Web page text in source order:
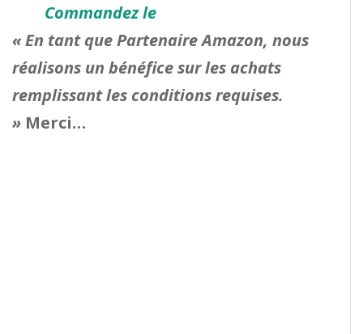
Commandez le
« En tant que Partenaire Amazon, nous
réalisons un bénéfice sur les achats
remplissant les conditions requises.
» Merci…